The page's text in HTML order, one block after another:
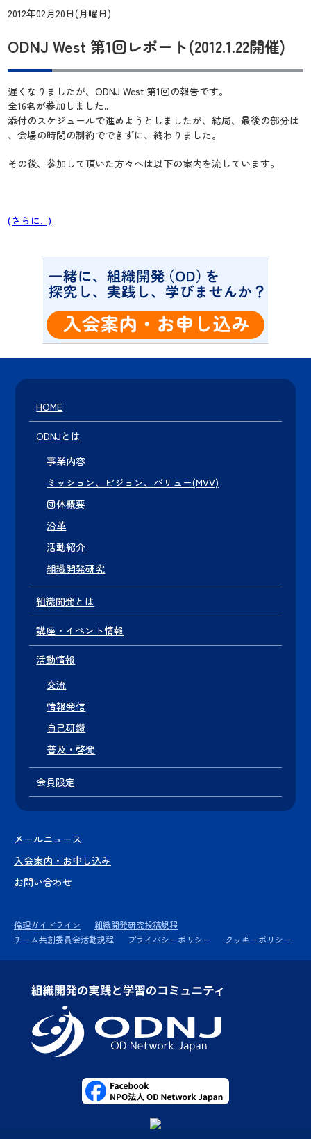
2012年02月20日(月曜日)
ODNJ West 第1回レポート(2012.1.22開催)
遅くなりましたが、ODNJ West 第1回の報告です。
全16名が参加しました。
添付のスケジュールで進めようとしましたが、結局、最後の部分は
、会場の時間の制約でできずに、終わりました。
その後、参加して頂いた方々へは以下の案内を流しています。
(さらに…)
HOME
ODNJとは
事業内容
ミッション、ビジョン、バリュー(MVV)
団体概要
沿革
活動紹介
組織開発研究
組織開発とは
講座・イベント情報
活動情報
交流
情報発信
自己研鑽
普及・啓発
会員限定
メールニュース
入会案内・お申し込み
お問い合わせ
倫理ガイドライン
組織開発研究投稿規程
チーム共創委員会活動規程
プライバシーポリシー クッキーポリシー